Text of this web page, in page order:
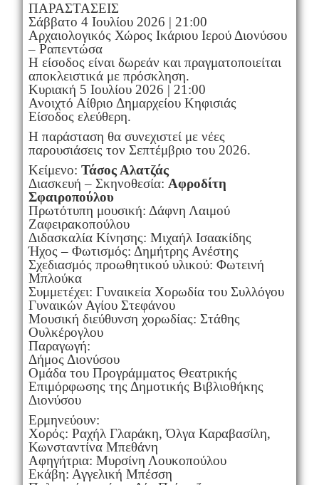
ΠΑΡΑΣΤΑΣΕΙΣ
Σάββατο 4 Ιουλίου 2026 | 21:00
Αρχαιολογικός Χώρος Ικάριου Ιερού Διονύσου
– Ραπεντώσα
Η είσοδος είναι δωρεάν και πραγματοποιείται
αποκλειστικά με πρόσκληση.
Κυριακή 5 Ιουλίου 2026 | 21:00
Ανοιχτό Αίθριο Δημαρχείου Κηφισιάς
Είσοδος ελεύθερη.
Η παράσταση θα συνεχιστεί με νέες
παρουσιάσεις τον Σεπτέμβριο του 2026.
Κείμενο: Τάσος Αλατζάς
Διασκευή – Σκηνοθεσία: Αφροδίτη
Σφαιροπούλου
Πρωτότυπη μουσική: Δάφνη Λαιμού
Ζαφειρακοπούλου
Διδασκαλία Κίνησης: Μιχαήλ Ισαακίδης
Ήχος – Φωτισμός: Δημήτρης Ανέστης
Σχεδιασμός προωθητικού υλικού: Φωτεινή
Μπλούκα
Συμμετέχει: Γυναικεία Χορωδία του Συλλόγου
Γυναικών Αγίου Στεφάνου
Μουσική διεύθυνση χορωδίας: Στάθης
Ουλκέρογλου
Παραγωγή:
Δήμος Διονύσου
Ομάδα του Προγράμματος Θεατρικής
Επιμόρφωσης της Δημοτικής Βιβλιοθήκης
Διονύσου
Ερμηνεύουν:
Χορός: Ραχήλ Γλαράκη, Όλγα Καραβασίλη,
Κωνσταντίνα Μπεθάνη
Αφηγήτρια: Μυρσίνη Λουκοπούλου
Εκάβη: Αγγελική Μπέσση